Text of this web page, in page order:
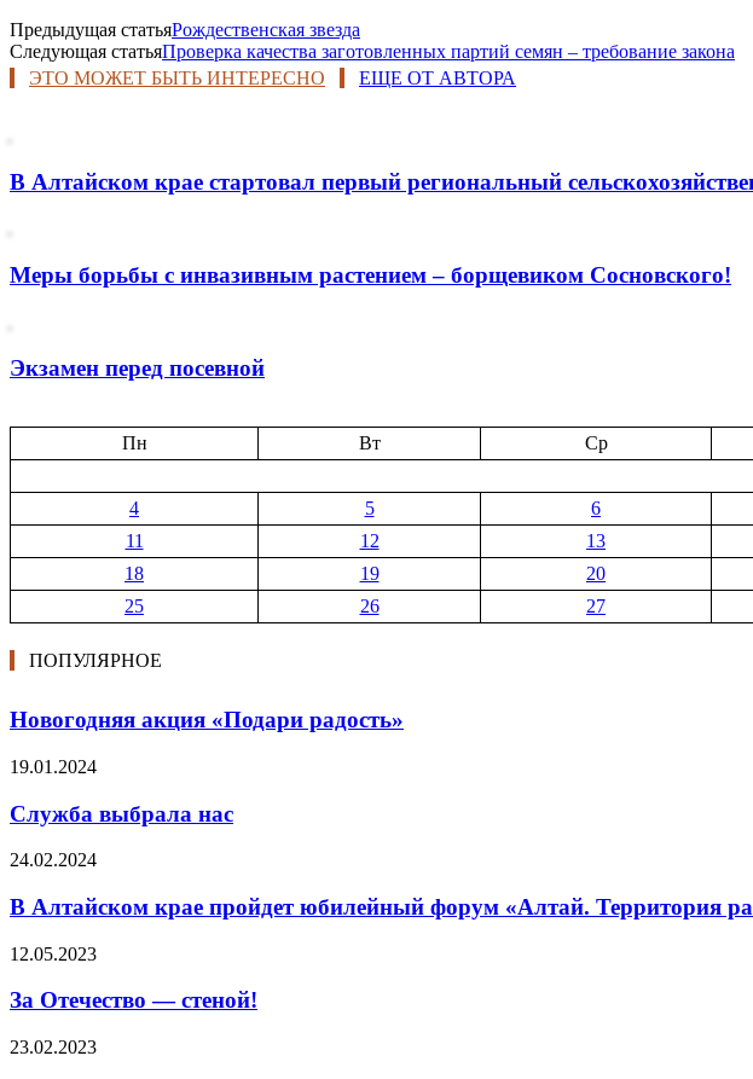
Предыдущая статьяРождественская звезда
Следующая статьяПроверка качества заготовленных партий семян – требование закона
ЭТО МОЖЕТ БЫТЬ ИНТЕРЕСНО
ЕЩЕ ОТ АВТОРА
В Алтайском крае стартовал первый региональный
Меры борьбы с инвазивным растением – борщевиком Сосновского!
Экзамен перед посевной
Пн
Вт Ср
4
5 6
11
12 13
18
19 20
25
26 27
ПОПУЛЯРНОЕ
Новогодняя акция «Подари радость»
19.01.2024
Служба выбрала нас
24.02.2024
В Алтайском крае пройдет юбилейный форум «Алтай. Территория
12.05.2023
За Отечество — стеной!
23.02.2023